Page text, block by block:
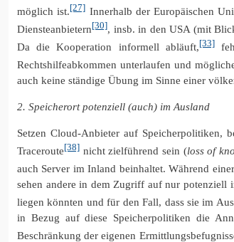
möglich ist.[27] Innerhalb der Europäischen
Diensteanbietern[30], insb. in den USA (mit
Da die Kooperation informell abläuft,[33]
Rechtshilfeabkommen unterlaufen und
auch keine ständige Übung im Sinne einer
2. Speicherort potenziell (auch) im Ausland
Setzen Cloud-Anbieter auf Speicherpolitiken,
Traceroute[38] nicht zielführend sein (loss of
auch Server im Inland beinhaltet. Während
sehen andere in dem Zugriff auf nur potenziell
liegen könnten und für den Fall, dass sie im
in Bezug auf diese Speicherpolitiken die
Beschränkung der eigenen